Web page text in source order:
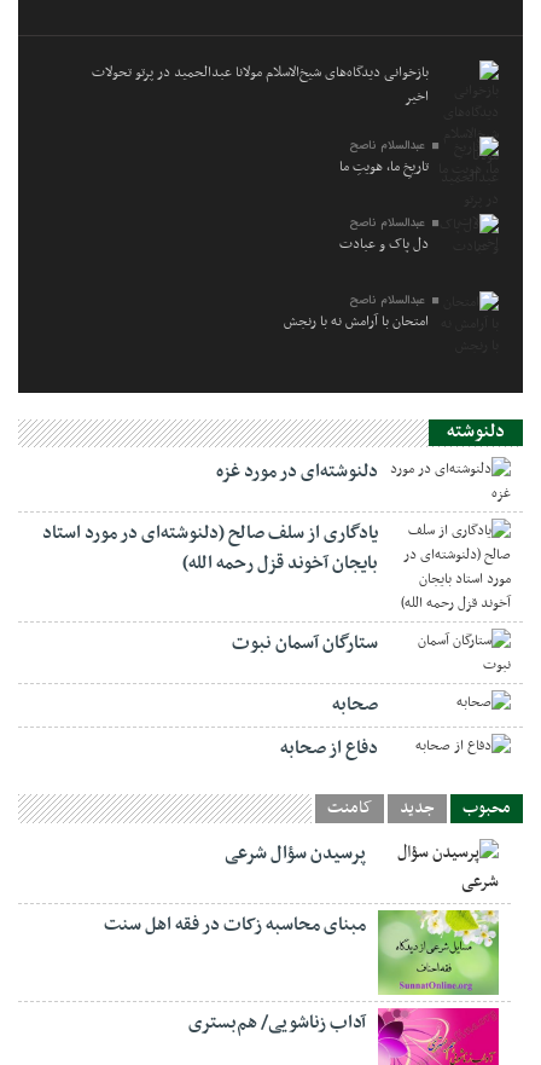
بازخوانی دیدگاه‌های شیخ‌الاسلام مولانا عبدالحمید در پرتو تحولات
اخیر
عبدالسلام ناصح
تاریخِ ما، هویتِ ما
عبدالسلام ناصح
دل پاک و عبادت
عبدالسلام ناصح
امتحان با آرامش نه با رنجش
دلنوشته
دلنوشته‌ای در مورد غزه
یادگاری از سلف صالح (دلنوشته‌ای در مورد استاد
بایجان آخوند قزل رحمه الله)
ستارگان آسمان نبوت
صحابه
دفاع از صحابه
محبوب جدید کامنت
پرسیدن سؤال شرعی
مبنای محاسبه زکات در فقه اهل سنت
آداب زناشویی/ هم‌بستری